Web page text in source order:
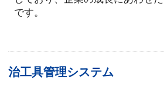
です。
治工具管理システム